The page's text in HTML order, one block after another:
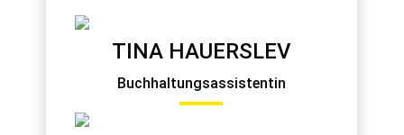
TINA HAUERSLEV
Buchhaltungsassistentin